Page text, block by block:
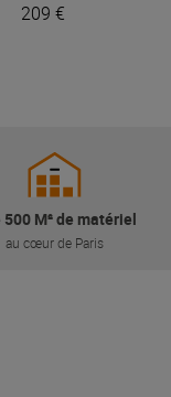
209 €
500 M² de matériel
au cœur de Paris